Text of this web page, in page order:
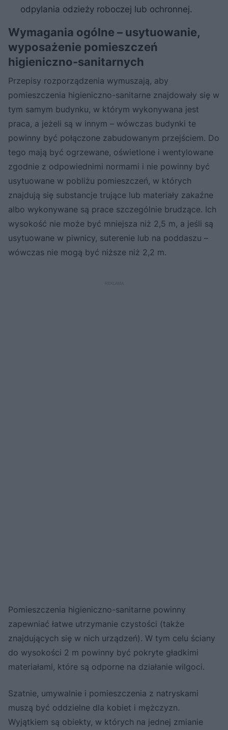
odpylania odzieży roboczej lub ochronnej.
Wymagania ogólne – usytuowanie,
wyposażenie pomieszczeń
higieniczno-sanitarnych
Przepisy rozporządzenia wymuszają, aby
pomieszczenia higieniczno-sanitarne znajdowały się w
tym samym budynku, w którym wykonywana jest
praca, a jeżeli są w innym – wówczas budynki te
powinny być połączone zabudowanym przejściem. Do
tego mają być ogrzewane, oświetlone i wentylowane
zgodnie z odpowiednimi normami i nie powinny być
usytuowane w pobliżu pomieszczeń, w których
znajdują się substancje trujące lub materiały zakaźne
albo wykonywane są prace szczególnie brudzące. Ich
wysokość nie może być mniejsza niż 2,5 m, a jeśli są
usytuowane w piwnicy, suterenie lub na poddaszu –
wówczas nie mogą być niższe niż 2,2 m.
Pomieszczenia higieniczno-sanitarne powinny
zapewniać łatwe utrzymanie czystości (także
znajdujących się w nich urządzeń). W tym celu ściany
do wysokości 2 m powinny być pokryte gładkimi
materiałami, które są odporne na działanie wilgoci.
Szatnie, umywalnie i pomieszczenia z natryskami
muszą być oddzielne dla kobiet i mężczyzn.
Wyjątkiem są obiekty, w których na jednej zmianie